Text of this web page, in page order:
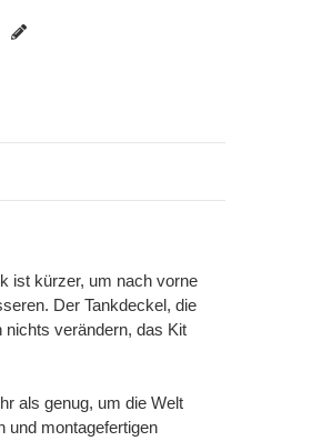
ist kürzer, um nach vorne
Der Tankdeckel, die
nichts verändern, das Kit
als genug, um die Welt
und montagefertigen